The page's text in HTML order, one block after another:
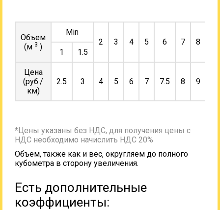
Объем
(м 3 )
Min
2
3 4 5 6 7 8
1
1.5
Цена
(руб./
км)
2.5 3 4 5 6 7 7.5 8 9
*Цены указаны без НДС, для получения цены с
НДС необходимо начислить НДС 20%
Объем, также как и вес, округляем до полного
кубометра в сторону увеличения.
Есть дополнительные
коэффициенты: